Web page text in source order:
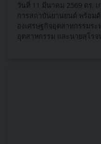
วันที่ 11 มีนาคม 2569 ดร.
การสถาบันยานยนต์ พร้อม
องเศรษฐกิจอุตสาหกรรมร
อุตสาหกรรม และนายสุโรจ